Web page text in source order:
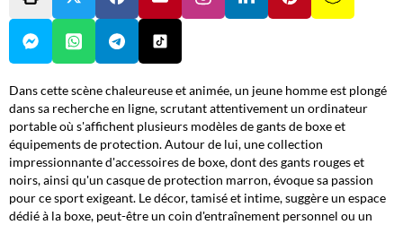
Dans cette scène chaleureuse et animée, un jeune homme est plongé
dans sa recherche en ligne, scrutant attentivement un ordinateur
portable où s'affichent plusieurs modèles de gants de boxe et
équipements de protection. Autour de lui, une collection
impressionnante d'accessoires de boxe, dont des gants rouges et
noirs, ainsi qu'un casque de protection marron, évoque sa passion
pour ce sport exigeant. Le décor, tamisé et intime, suggère un espace
dédié à la boxe, peut-être un coin d'entraînement personnel ou un